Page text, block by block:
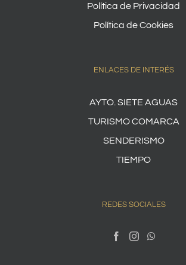
Política de Privacidad
Política de Cookies
ENLACES DE INTERÉS
AYTO. SIETE AGUAS
TURISMO COMARCA
SENDERISMO
TIEMPO
REDES SOCIALES